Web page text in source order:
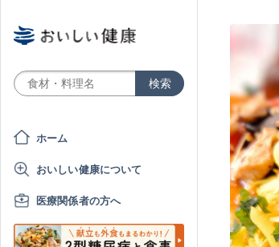
ホーム
おいしい健康について
医療関係者の方へ